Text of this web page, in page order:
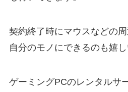
契約終了時にマウスなどの
自分のモノにできるのも嬉し
ゲーミングPCのレンタルサ